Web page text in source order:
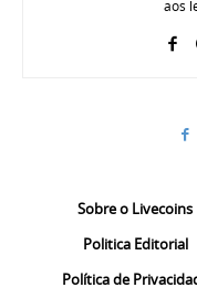
aos
Sobre o Livecoins
Politica Editorial
Política de